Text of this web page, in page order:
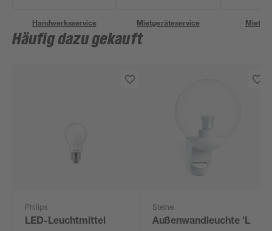
Handwerksservice Mietgeräteservice
Häufig dazu gekauft
Philips
LED-Leuchtmittel
Steinel
Außenwandleuchte 'L